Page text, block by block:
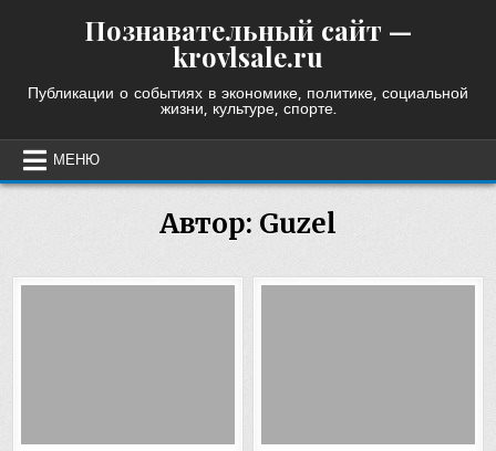
Познавательный сайт —
krovlsale.ru
Публикации о событиях в экономике, политике, социальной
жизни, культуре, спорте.
МЕНЮ
Автор: Guzel